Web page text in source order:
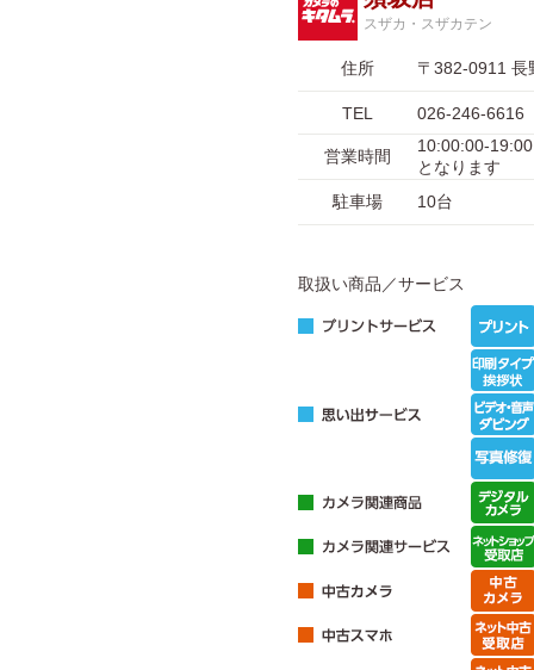
スザカ・スザカテン
住所 〒382-0911 長
TEL 026-246-6616
営業時間
10:00:00-
となります
駐車場
10台
取扱い商品／サービス